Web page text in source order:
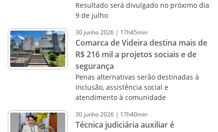
Resultado será divulgado no próximo dia
9 de julho
30 junho2026 | 17h45min
Comarca de Videira destina mais de
R$ 216 mil a projetos sociais e de
segurança
Penas alternativas serão destinadas à
inclusão, assistência social e
atendimento à comunidade
30 junho2026 | 17h40min
Técnica judiciária auxiliar é